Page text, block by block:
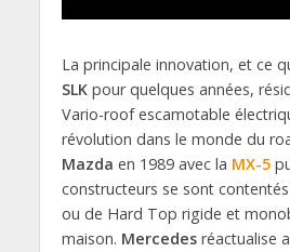
La principale innovation, et ce
SLKpour quelques années,
Vario-roof escamotable
révolution dans le monde du
Mazda en 1989 avec la MX-5
constructeurs se sont
ou de Hard Top rigide et
maison. Mercedesréactualise